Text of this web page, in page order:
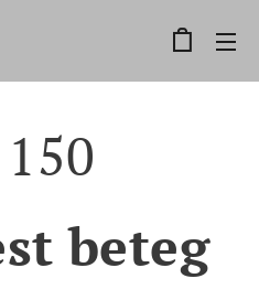
beteg